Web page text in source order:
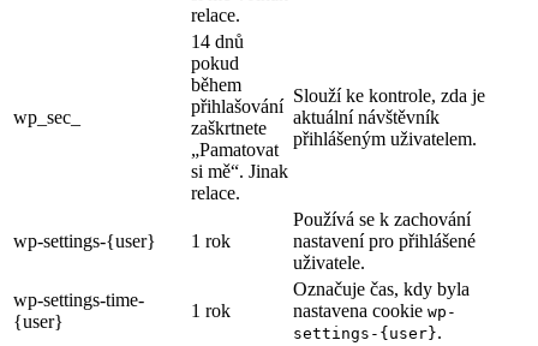
relace.
wp_sec_
14 dnů
pokud
během
přihlašování
zaškrtnete
„Pamatovat
si mě“. Jinak
relace.
Slouží ke kontrole, zda je
aktuální návštěvník
přihlášeným uživatelem.
wp-settings-{user} 1 rok
Používá se k zachování
nastavení pro přihlášené
uživatele.
wp-settings-time-
{user}
1 rok
Označuje čas, kdy byla
nastavena cookie wp-
settings-{user}.